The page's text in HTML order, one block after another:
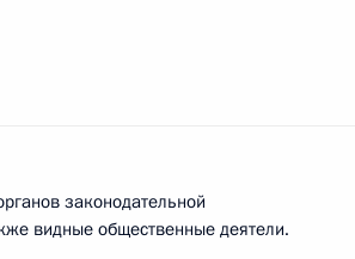
законодательной
видные общественные деятели.